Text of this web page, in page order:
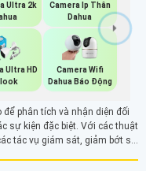
Ultra 2k
Camera Ip Thân
Dahua
Ultra HD
Camera Wifi
Dahua Báo Động
phân tích và nhận diện đối
sự kiện đặc biệt. Với các thuật
tác vụ giám sát, giảm bớt sự